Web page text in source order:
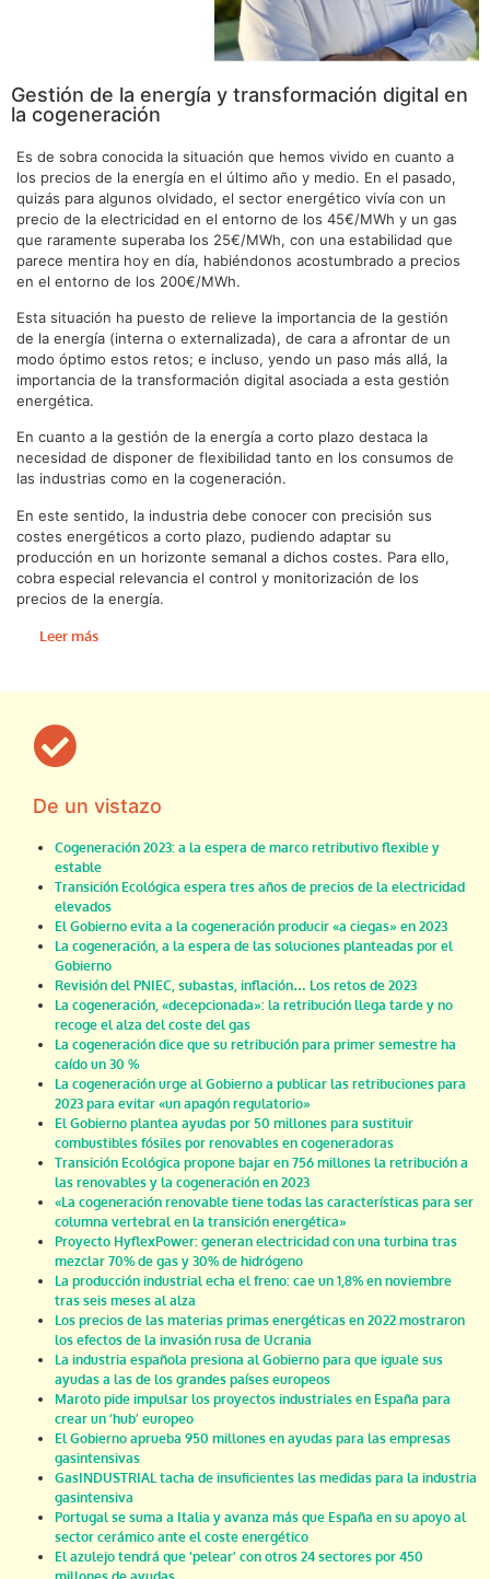
Gestión de la energía y transformación digital en
la cogeneración
Es de sobra conocida la situación que hemos vivido en cuanto a
los precios de la energía en el último año y medio. En el pasado,
quizás para algunos olvidado, el sector energético vivía con un
precio de la electricidad en el entorno de los 45€/MWh y un gas
que raramente superaba los 25€/MWh, con una estabilidad que
parece mentira hoy en día, habiéndonos acostumbrado a precios
en el entorno de los 200€/MWh.
Esta situación ha puesto de relieve la importancia de la gestión
de la energía (interna o externalizada), de cara a afrontar de un
modo óptimo estos retos; e incluso, yendo un paso más allá, la
importancia de la transformación digital asociada a esta gestión
energética.
En cuanto a la gestión de la energía a corto plazo destaca la
necesidad de disponer de flexibilidad tanto en los consumos de
las industrias como en la cogeneración.
En este sentido, la industria debe conocer con precisión sus
costes energéticos a corto plazo, pudiendo adaptar su
producción en un horizonte semanal a dichos costes. Para ello,
cobra especial relevancia el control y monitorización de los
precios de la energía.
Leer más
De un vistazo
Cogeneración 2023: a la espera de marco retributivo flexible y
estable
Transición Ecológica espera tres años de precios de la electricidad
elevados
El Gobierno evita a la cogeneración producir «a ciegas» en 2023
La cogeneración, a la espera de las soluciones planteadas por el
Gobierno
Revisión del PNIEC, subastas, inflación… Los retos de 2023
La cogeneración, «decepcionada»: la retribución llega tarde y no
recoge el alza del coste del gas
La cogeneración dice que su retribución para primer semestre ha
caído un 30 %
La cogeneración urge al Gobierno a publicar las retribuciones para
2023 para evitar «un apagón regulatorio»
El Gobierno plantea ayudas por 50 millones para sustituir
combustibles fósiles por renovables en cogeneradoras
Transición Ecológica propone bajar en 756 millones la retribución a
las renovables y la cogeneración en 2023
«La cogeneración renovable tiene todas las características para ser
columna vertebral en la transición energética»
Proyecto HyflexPower: generan electricidad con una turbina tras
mezclar 70% de gas y 30% de hidrógeno
La producción industrial echa el freno: cae un 1,8% en noviembre
tras seis meses al alza
Los precios de las materias primas energéticas en 2022 mostraron
los efectos de la invasión rusa de Ucrania
La industria española presiona al Gobierno para que iguale sus
ayudas a las de los grandes países europeos
Maroto pide impulsar los proyectos industriales en España para
crear un ‘hub’ europeo
El Gobierno aprueba 950 millones en ayudas para las empresas
gasintensivas
GasINDUSTRIAL tacha de insuficientes las medidas para la industria
gasintensiva
Portugal se suma a Italia y avanza más que España en su apoyo al
sector cerámico ante el coste energético
El azulejo tendrá que ‘pelear’ con otros 24 sectores por 450